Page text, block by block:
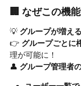
🏢 なぜこの機
💡 グループが増え
👉 グループごとに
理が可能に！
👤 グループ管理者